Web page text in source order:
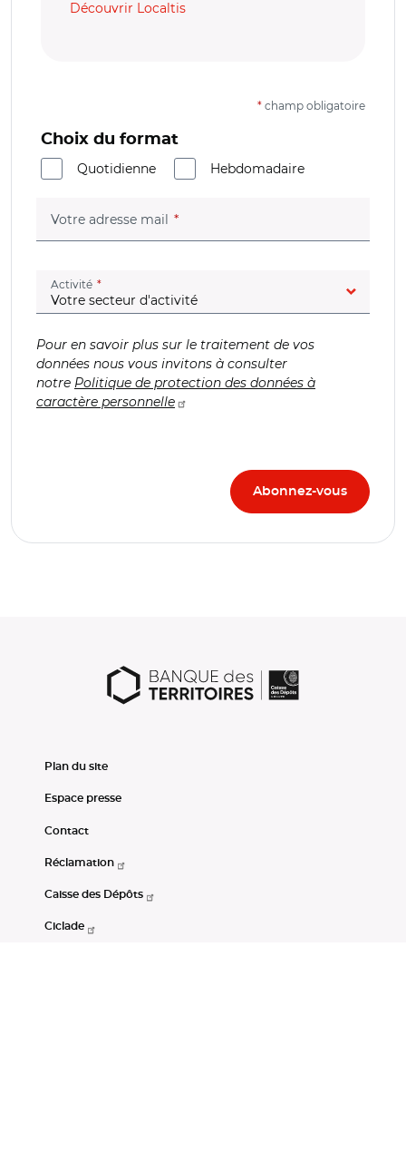
Découvrir Localtis
* champ obligatoire
Choix du format
Quotidienne
Hebdomadaire
Votre adresse mail (champ obligatoire)
Activité (champ obligatoire)
Pour en savoir plus sur le traitement de vos
données nous vous invitons à consulter
notre Politique de protection des données à
caractère personnelle
Plan du site
Espace presse
Contact
Réclamation
Caisse des Dépôts
Ciclade